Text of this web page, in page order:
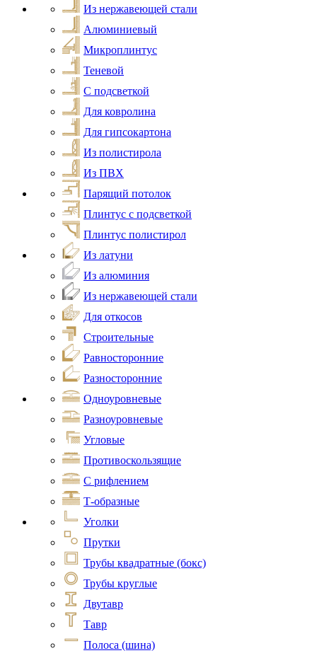
Из нержавеющей стали
Алюминиевый
Микроплинтус
Теневой
С подсветкой
Для ковролина
Для гипсокартона
Из полистирола
Из ПВХ
Парящий потолок
Плинтус с подсветкой
Плинтус полистирол
Из латуни
Из алюминия
Из нержавеющей стали
Для откосов
Строительные
Равносторонние
Разносторонние
Одноуровневые
Разноуровневые
Угловые
Противоскользящие
С рифлением
Т-образные
Уголки
Прутки
Трубы квадратные (бокс)
Трубы круглые
Двутавр
Тавр
Полоса (шина)